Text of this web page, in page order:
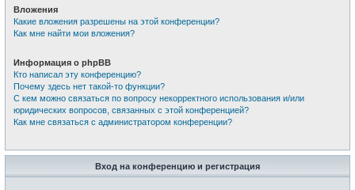
Вложения
Какие вложения разрешены на этой конференции?
Как мне найти мои вложения?
Информация о phpBB
Кто написал эту конференцию?
Почему здесь нет такой-то функции?
С кем можно связаться по вопросу некорректного использования и/или
юридических вопросов, связанных с этой конференцией?
Как мне связаться с администратором конференции?
Вход на конференцию и регистрация